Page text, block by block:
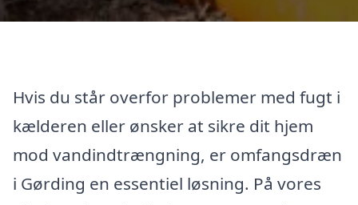
Hvis du står overfor problemer med fugt i
kælderen eller ønsker at sikre dit hjem
mod vandindtrængning, er omfangsdræn
i Gørding en essentiel løsning. På vores